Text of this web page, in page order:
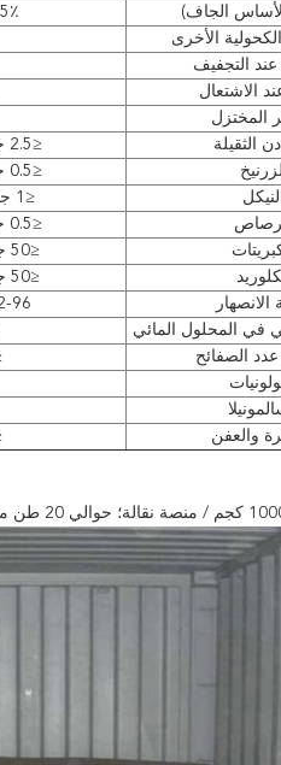
الجاف)
الأخرى
عند التجفيف
عند الاشتعال
المختزل
الثقيلة
≤2.5 جزء في المليون
الزرنيخ
≤0.5 جزء في المليون
النيكل
≤1 جزء في المليون
≤0.5 جزء في المليون
≤50 جزء في المليون
≤50 جزء في المليون
الانصهار
92-96 درجة
في المحلول المائي
عدد الصفائح
g
والعفن
g